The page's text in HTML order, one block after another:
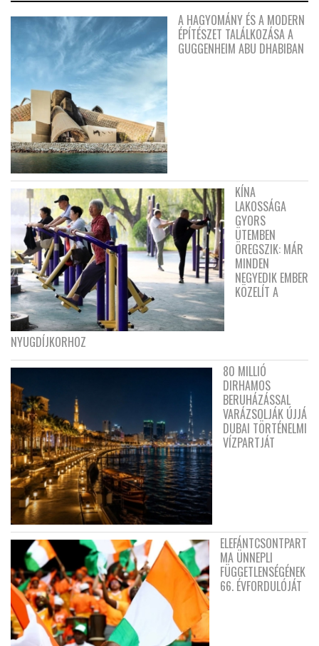
A HAGYOMÁNY ÉS A MODERN
ÉPÍTÉSZET TALÁLKOZÁSA A
GUGGENHEIM ABU DHABIBAN
KÍNA
LAKOSSÁGA
GYORS
ÜTEMBEN
ÖREGSZIK: MÁR
MINDEN
NEGYEDIK EMBER
KÖZELÍT A
NYUGDÍJKORHOZ
80 MILLIÓ
DIRHAMOS
BERUHÁZÁSSAL
VARÁZSOLJÁK ÚJJÁ
DUBAI TÖRTÉNELMI
VÍZPARTJÁT
ELEFÁNTCSONTPART
MA ÜNNEPLI
FÜGGETLENSÉGÉNEK
66. ÉVFORDULÓJÁT